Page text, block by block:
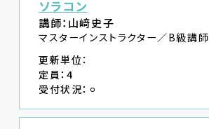
ソラコン
講師：山﨑史子
マスターインストラクター／B級講師
更新単位：
定員：4
受付状況：⚪︎